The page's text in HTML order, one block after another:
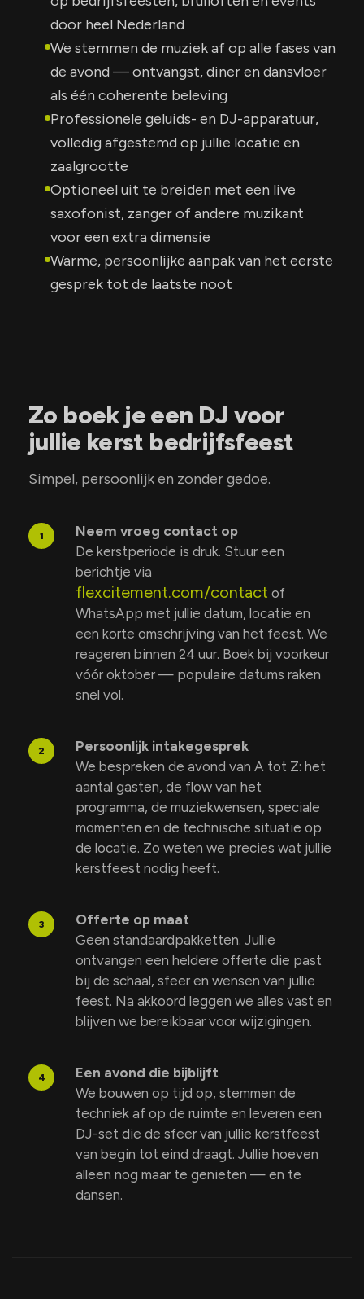
door heel Nederland
We stemmen de muziek af op alle fases van
de avond — ontvangst, diner en dansvloer
als één coherente beleving
Professionele geluids- en DJ-apparatuur,
volledig afgestemd op jullie locatie en
zaalgrootte
Optioneel uit te breiden met een live
saxofonist, zanger of andere muzikant
voor een extra dimensie
Warme, persoonlijke aanpak van het eerste
gesprek tot de laatste noot
Zo boek je een DJ voor
jullie kerst bedrijfsfeest
Simpel, persoonlijk en zonder gedoe.
1
Neem vroeg contact op
De kerstperiode is druk. Stuur een
berichtje via
flexcitement.com/contact of
WhatsApp met jullie datum, locatie en
een korte omschrijving van het feest. We
reageren binnen 24 uur. Boek bij voorkeur
vóór oktober — populaire datums raken
snel vol.
2
Persoonlijk intakegesprek
We bespreken de avond van A tot Z: het
aantal gasten, de flow van het
programma, de muziekwensen, speciale
momenten en de technische situatie op
de locatie. Zo weten we precies wat jullie
kerstfeest nodig heeft.
3
Offerte op maat
Geen standaardpakketten. Jullie
ontvangen een heldere offerte die past
bij de schaal, sfeer en wensen van jullie
feest. Na akkoord leggen we alles vast en
blijven we bereikbaar voor wijzigingen.
4
Een avond die bijblijft
We bouwen op tijd op, stemmen de
techniek af op de ruimte en leveren een
DJ-set die de sfeer van jullie kerstfeest
van begin tot eind draagt. Jullie hoeven
alleen nog maar te genieten — en te
dansen.